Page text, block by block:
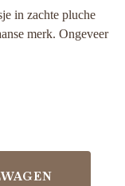
in zachte pluche
merk. Ongeveer